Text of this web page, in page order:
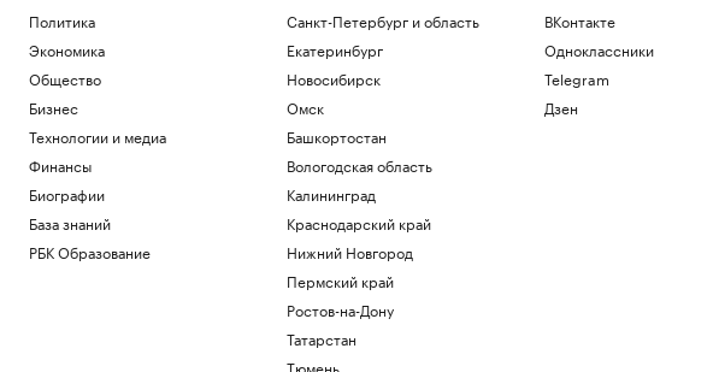
Политика
Экономика
Общество
Бизнес
Технологии и медиа
Финансы
Биографии
База знаний
РБК Образование
Санкт-Петербург и область
Екатеринбург
Новосибирск
Омск
Башкортостан
Вологодская область
Калининград
Краснодарский край
Нижний Новгород
Пермский край
Ростов-на-Дону
Татарстан
Тюмень
ВКонтакте
Одноклассники
Telegram
Дзен